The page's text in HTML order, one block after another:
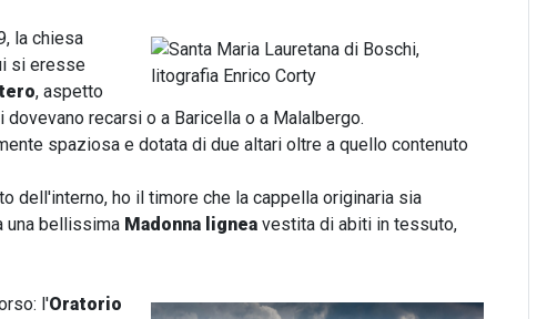
la chiesa
si eresse
, aspetto
recarsi o a Baricella o a Malalbergo.
spaziosa e dotata di due altari oltre a quello contenuto
dell'interno, ho il timore che la cappella originaria sia
una bellissima Madonna lignea vestita di abiti in tessuto,
l'Oratorio